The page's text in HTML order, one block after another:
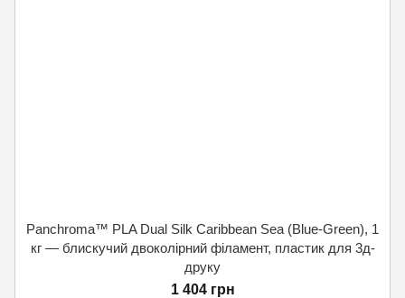
Panchroma™ PLA Dual Silk Caribbean Sea (Blue-Green), 1
кг — блискучий двоколірний філамент, пластик для 3д-
друку
1 404 грн